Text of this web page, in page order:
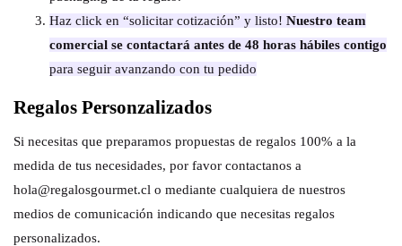
Haz click en “solicitar cotización” y listo! Nuestro team
comercial se contactará antes de 48 horas hábiles contigo
para seguir avanzando con tu pedido
Regalos Personzalizados
Si necesitas que preparamos propuestas de regalos 100% a la
medida de tus necesidades, por favor contactanos a
hola@regalosgourmet.cl o mediante cualquiera de nuestros
medios de comunicación indicando que necesitas regalos
personalizados.